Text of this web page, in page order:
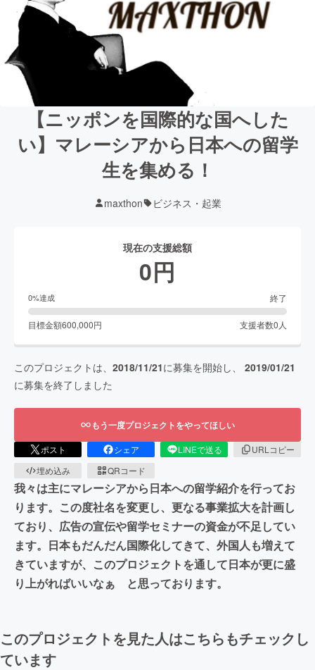
【ニッポンを国際的な国へした
い】マレーシアから日本への留学
生を集める！
maxthon ビジネス・起業
現在の支援総額
0円
0%達成 終了
目標金額600,000円 支援者数0 人
このプロジェクトは、 2018/11/21に募集を開始し、 2019/01/21
に募集を終了しました
もう一度プロジェクトをやってほしい
ポスト シェア LINEで送る
URLコピー
埋め込み
QRコード
我々は主にマレーシアから日本への留学紹介を行ってお
ります。この度社名を変更し、更なる事業拡大を計画し
ており、広告の宣伝や留学セミナーの資金が不足してい
ます。日本もだんだん国際化してきて、外国人も増えて
きていますが、このプロジェクトを通して日本が更に盛
り上がればいいなぁ と思っております。
このプロジェクトを見た人はこちらもチェックし
ています